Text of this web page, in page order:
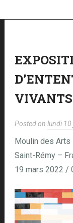
Posted on lundi 10
Moulin des Arts
Saint-Rémy –
19 mars 2022 /